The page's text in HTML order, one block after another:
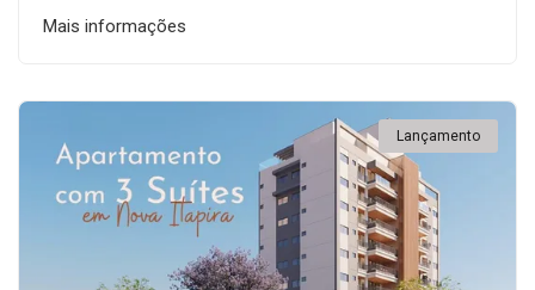
Mais informações
Lançamento